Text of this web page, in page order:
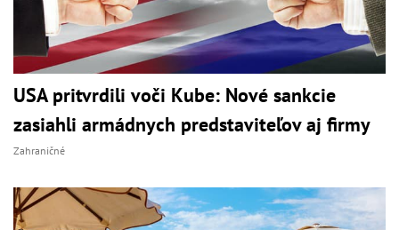
USA pritvrdili voči Kube: Nové sankcie
zasiahli armádnych predstaviteľov aj firmy
Zahraničné